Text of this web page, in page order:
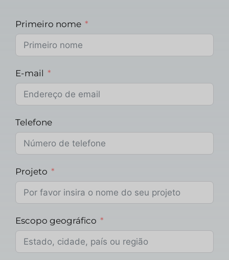
Primeiro nome
E-mail
Telefone
Projeto
Escopo geográfico